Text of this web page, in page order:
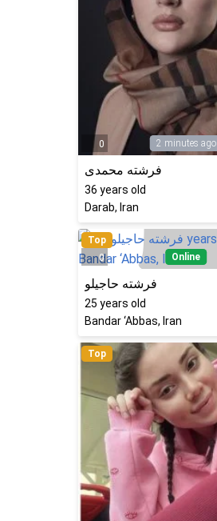
0 2 minutes ago
فرشته محمدی
36 years old
Darab, Iran
Top
0
Online
فرشته حاجیلو
25 years old
Bandar ‘Abbas, Iran
Top